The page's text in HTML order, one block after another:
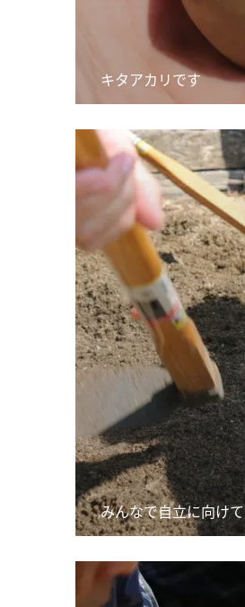
キタアカリです
みんなで自立に向けて